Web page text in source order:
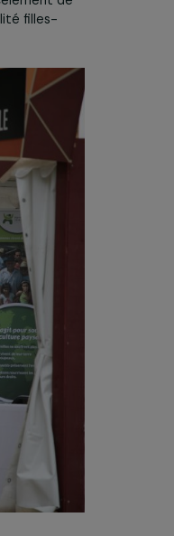
en un siècle, le
au cours desquelles de
le harcèlement de
santé, l’égalité filles-